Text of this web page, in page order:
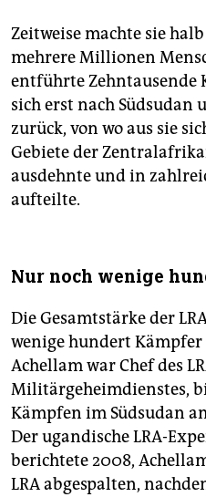
Zeitweise machte sie
mehrere Millionen
entführte Zehntausende
sich erst nach Südsudan
zurück, von wo aus sie
Gebiete der
ausdehnte und in
aufteilte.
Nur noch wenige
Die Gesamtstärke der
wenige hundert Kämpfer
Achellam war Chef des
Militärgeheimdienstes,
Kämpfen im Südsudan
Der ugandische LRA-
berichtete 2008,
LRA abgespalten,